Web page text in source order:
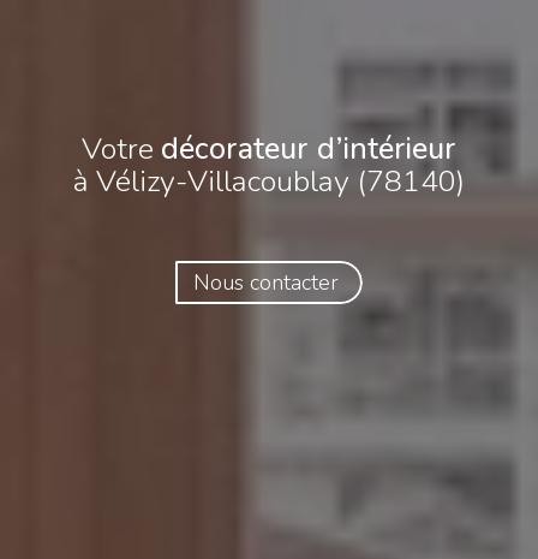
Votre décorateur d’intérieur
à Vélizy-Villacoublay (78140)
Nous contacter